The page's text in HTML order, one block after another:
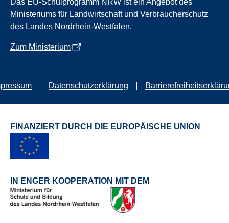
Das EU-Schulprogramm NRW ist ein Angebot des
Ministeriums für Landwirtschaft und Verbraucherschutz
des Landes Nordrhein-Westfalen.
Zum Ministerium
Datenschutzerklärung
FINANZIERT DURCH DIE EUROPÄISCHE UNION
IN ENGER KOOPERATION MIT DEM